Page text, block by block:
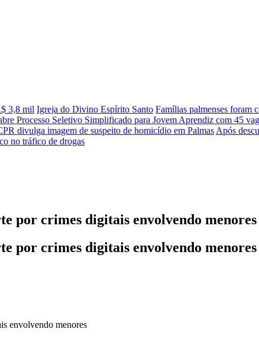
3,8 mil Igreja do Divino Espírito Santo Famílias palmenses foram
Processo Seletivo Simplificado para Jovem Aprendiz com 45
divulga imagem de suspeito de homicídio em Palmas Após
no tráfico de drogas
por crimes digitais envolvendo menores
por crimes digitais envolvendo menores